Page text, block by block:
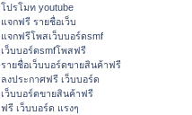
โปรโมท youtube
แจกฟรี รายชื่อเว็บ
แจกฟรีโพสเว็บบอร์ดsmf
เว็บบอร์ดsmfโพสฟรี
รายชื่อเว็บบอร์ดขายสินค้าฟรี
ลงประกาศฟรี เว็บบอร์ด
เว็บบอร์ดขายสินค้าฟรี
ฟรี เว็บบอร์ด แรงๆ